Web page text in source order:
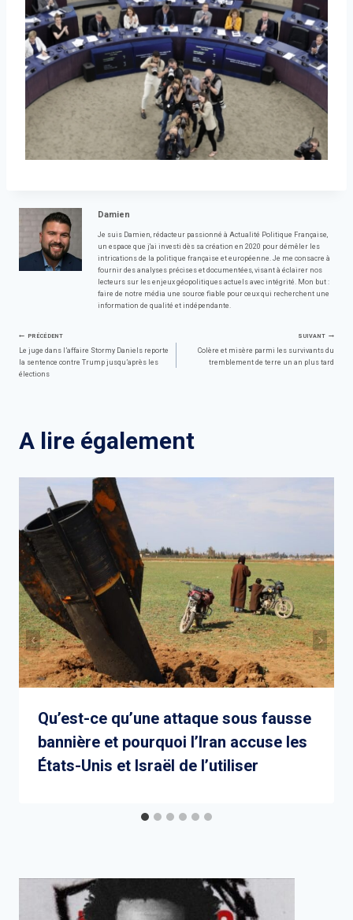
Damien
Je suis Damien, rédacteur passionné à Actualité Politique Française,
un espace que j'ai investi dès sa création en 2020 pour démêler les
intrications de la politique française et européenne. Je me consacre à
fournir des analyses précises et documentées, visant à éclairer nos
lecteurs sur les enjeux géopolitiques actuels avec intégrité. Mon but :
faire de notre média une source fiable pour ceux qui recherchent une
information de qualité et indépendante.
Navigation
de
PRÉCÉDENT
Le juge dans l’affaire Stormy Daniels reporte
la sentence contre Trump jusqu’après les
élections
SUIVANT
Colère et misère parmi les survivants du
tremblement de terre un an plus tard
A lire également
Qu’est-ce qu’une attaque sous fausse
bannière et pourquoi l’Iran accuse les
États-Unis et Israël de l’utiliser